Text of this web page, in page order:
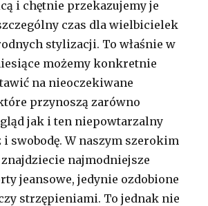
i chętnie przekazujemy je
czas dla wielbicielek
stylizacji. To właśnie w
możemy konkretnie
na nieoczekiwane
przynoszą zarówno
jak i ten niepowtarzalny
swobodę. W naszym szerokim
najmodniejsze
jeansowe, jedynie ozdobione
strzępieniami. To jednak nie